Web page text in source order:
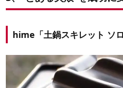
hime「土鍋スキレット ソロ